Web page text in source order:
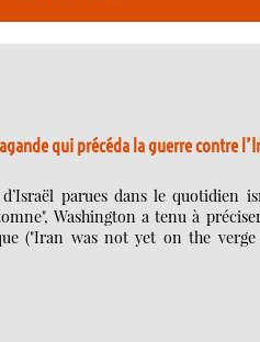
qui précéda la guerre contre
parues dans le quotidien
Washington a tenu à
("Iran was not yet on the